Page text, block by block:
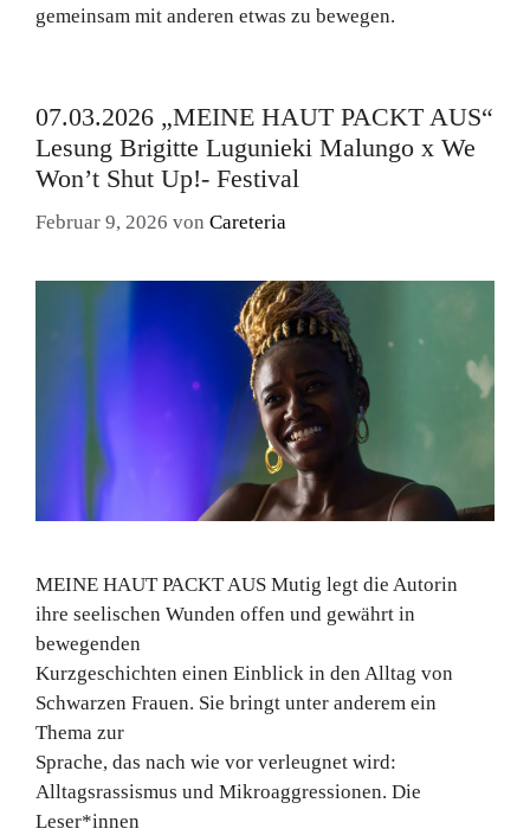
gemeinsam mit anderen etwas zu bewegen.
07.03.2026 „MEINE HAUT PACKT AUS“
Lesung Brigitte Lugunieki Malungo x We
Won’t Shut Up!- Festival
Februar 9, 2026 von Careteria
MEINE HAUT PACKT AUS Mutig legt die Autorin
ihre seelischen Wunden offen und gewährt in
bewegenden
Kurzgeschichten einen Einblick in den Alltag von
Schwarzen Frauen. Sie bringt unter anderem ein
Thema zur
Sprache, das nach wie vor verleugnet wird:
Alltagsrassismus und Mikroaggressionen. Die
Leser*innen